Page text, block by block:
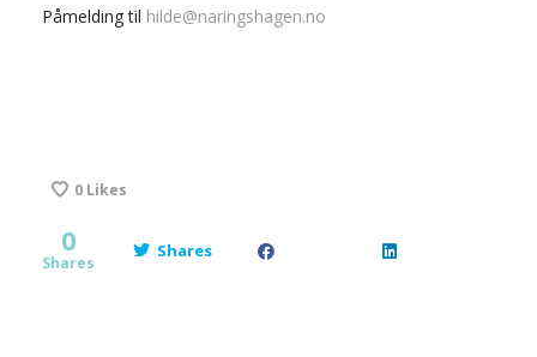
Påmelding til hilde@naringshagen.no
0 Likes
0
Shares
Shares